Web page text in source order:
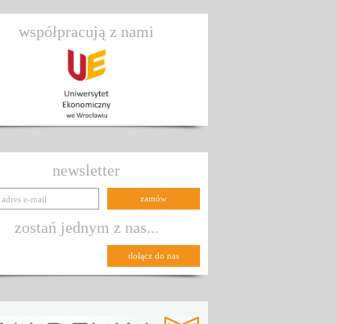
współpracują z nami
newsletter
zostań jednym z nas...